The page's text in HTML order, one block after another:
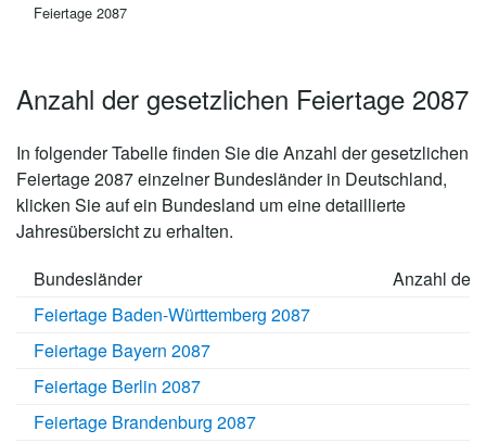
Feiertage 2087
Anzahl der gesetzlichen Feiertage 2087
In folgender Tabelle finden Sie die Anzahl dergesetzlichen
Feiertage 2087einzelner Bundesländer in Deutschland,
klicken Sie auf ein Bundesland um eine detaillierte
Jahresübersicht zu erhalten.
Bundesländer
Anzahl der
Feiertage Baden-Württemberg 2087
Feiertage Bayern 2087
Feiertage Berlin 2087
Feiertage Brandenburg 2087